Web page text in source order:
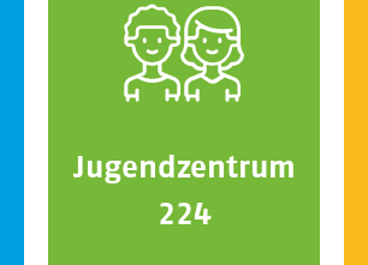
Jugendzentrum
224